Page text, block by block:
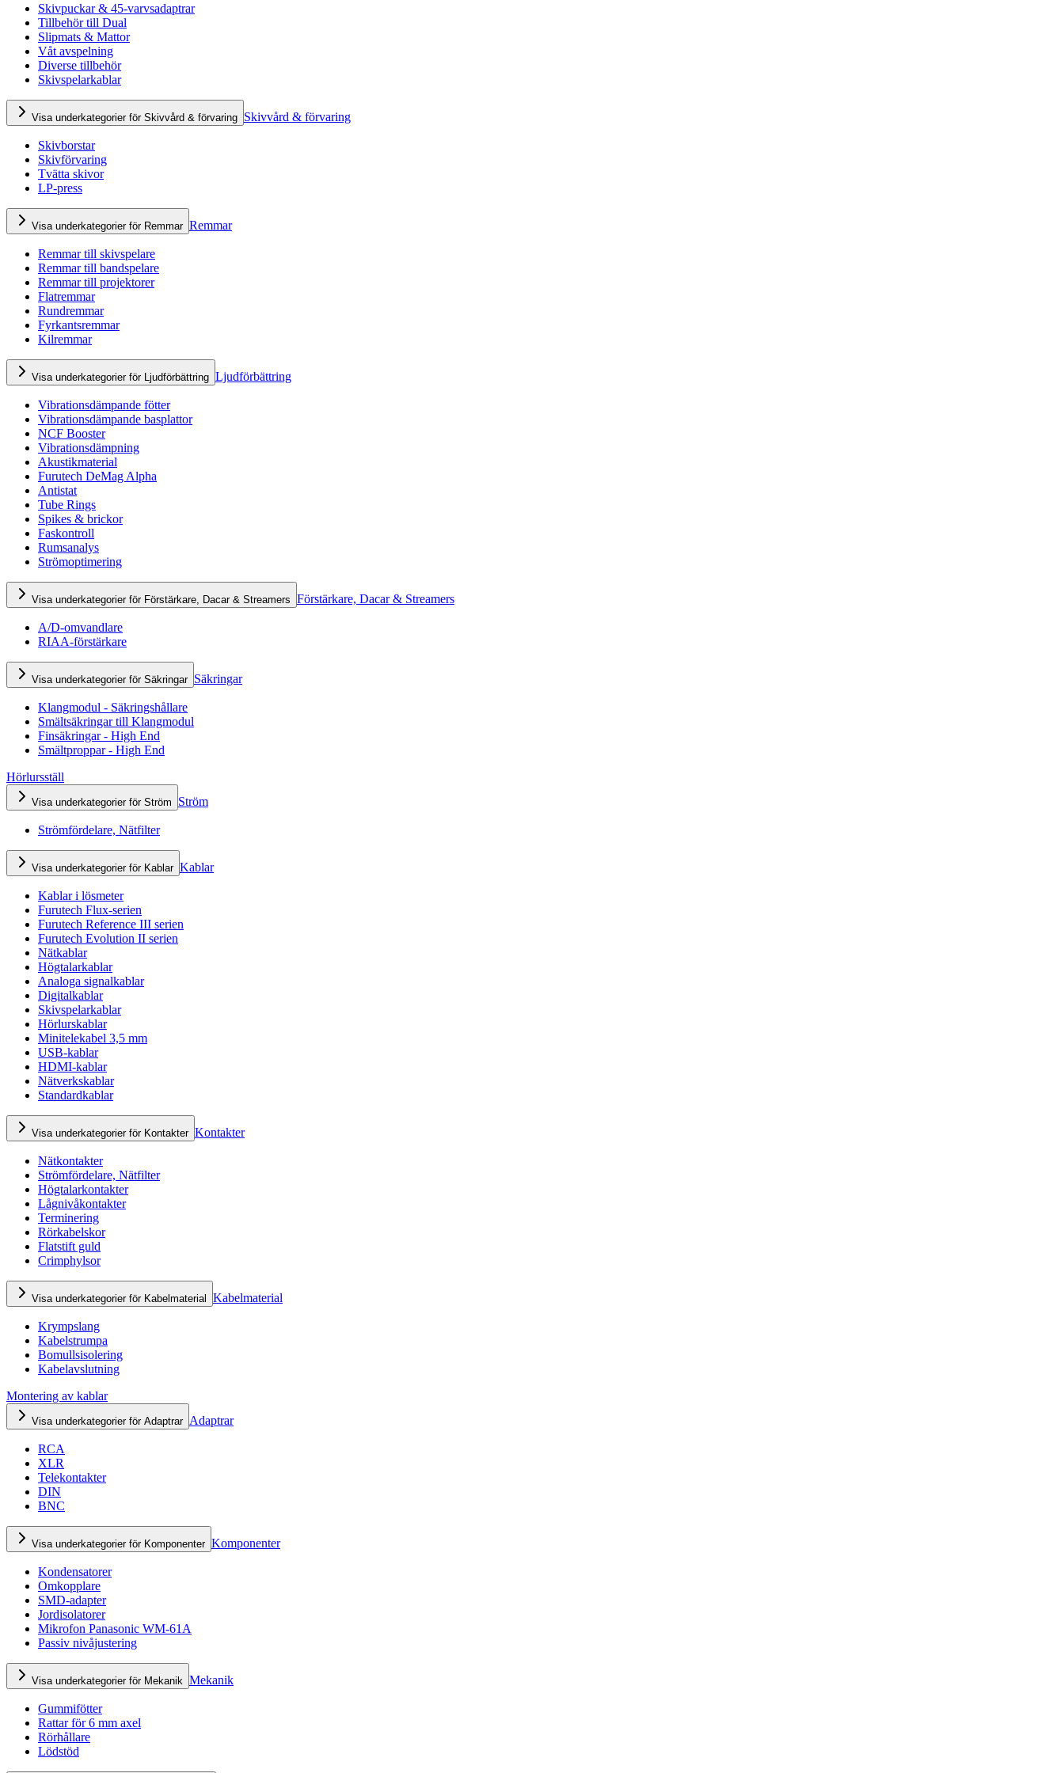
Skivpuckar & 45-varvsadaptrar
Tillbehör till Dual
Slipmats & Mattor
Våt avspelning
Diverse tillbehör
Skivspelarkablar
Visa underkategorier för Skivvård & förvaring Skivvård & förvaring
Skivborstar
Skivförvaring
Tvätta skivor
LP-press
Visa underkategorier för Remmar Remmar
Remmar till skivspelare
Remmar till bandspelare
Remmar till projektorer
Flatremmar
Rundremmar
Fyrkantsremmar
Kilremmar
Visa underkategorier för Ljudförbättring Ljudförbättring
Vibrationsdämpande fötter
Vibrationsdämpande basplattor
NCF Booster
Vibrationsdämpning
Akustikmaterial
Furutech DeMag Alpha
Antistat
Tube Rings
Spikes & brickor
Faskontroll
Rumsanalys
Strömoptimering
Visa underkategorier för Förstärkare, Dacar & Streamers Förstärkare, Dacar & Streamers
A/D-omvandlare
RIAA-förstärkare
Visa underkategorier för Säkringar Säkringar
Klangmodul - Säkringshållare
Smältsäkringar till Klangmodul
Finsäkringar - High End
Smältproppar - High End
Hörlursställ
Visa underkategorier för Ström Ström
Strömfördelare, Nätfilter
Visa underkategorier för Kablar Kablar
Kablar i lösmeter
Furutech Flux-serien
Furutech Reference III serien
Furutech Evolution II serien
Nätkablar
Högtalarkablar
Analoga signalkablar
Digitalkablar
Skivspelarkablar
Hörlurskablar
Minitelekabel 3,5 mm
USB-kablar
HDMI-kablar
Nätverkskablar
Standardkablar
Visa underkategorier för Kontakter Kontakter
Nätkontakter
Strömfördelare, Nätfilter
Högtalarkontakter
Lågnivåkontakter
Terminering
Rörkabelskor
Flatstift guld
Crimphylsor
Visa underkategorier för Kabelmaterial Kabelmaterial
Krympslang
Kabelstrumpa
Bomullsisolering
Kabelavslutning
Montering av kablar
Visa underkategorier för Adaptrar Adaptrar
RCA
XLR
Telekontakter
DIN
BNC
Visa underkategorier för Komponenter Komponenter
Kondensatorer
Omkopplare
SMD-adapter
Jordisolatorer
Mikrofon Panasonic WM-61A
Passiv nivåjustering
Visa underkategorier för Mekanik Mekanik
Gummifötter
Rattar för 6 mm axel
Rörhållare
Lödstöd